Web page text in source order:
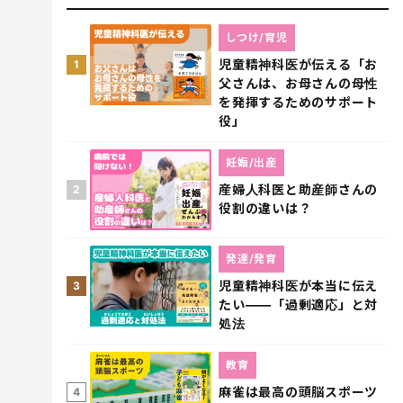
1
児童精神科医が伝える「お
父さんは、お母さんの母性
を発揮するためのサポート
役」
しつけ/育児
2
産婦人科医と助産師さんの
役割の違いは？
妊娠/出産
3
児童精神科医が本当に伝え
たい――「過剰適応」と対
処法
発達/発育
4 麻雀は最高の頭脳スポーツ
教育